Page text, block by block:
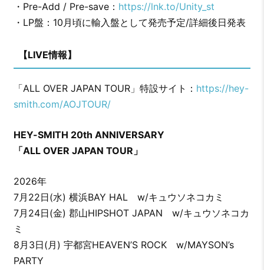
・Pre-Add / Pre-save： https://lnk.to/Unity_st
・LP盤：10月頃に輸入盤として発売予定/詳細後日発表
【LIVE情報】
「ALL OVER JAPAN TOUR」特設サイト： https://hey-
smith.com/AOJTOUR/
HEY-SMITH 20th ANNIVERSARY
「ALL OVER JAPAN TOUR」
2026年
7月22日(水) 横浜BAY HAL w/キュウソネコカミ
7月24日(金) 郡山HIPSHOT JAPAN w/キュウソネコカ
ミ
8月3日(月) 宇都宮HEAVEN’S ROCK w/MAYSON’s
PARTY